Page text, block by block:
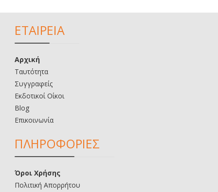
ΕΤΑΙΡΕΙΑ
Αρχική
Ταυτότητα
Συγγραφείς
Εκδοτικοί Οίκοι
Blog
Επικοινωνία
ΠΛΗΡΟΦΟΡΙΕΣ
Όροι Χρήσης
Πολιτική Απορρήτου